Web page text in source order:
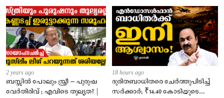
2 years ago
ബസ്സിൽ പോലും സ്ത്രീ – പുരുഷ
വേർതിരിവ് ; എവിടെ തുല്യത? |
18 hours ago
ദുരിതബാധിതരെ ചേർത്തുപിടിച്ച്
സർക്കാർ; ₹14.40 കോടിയുടെ